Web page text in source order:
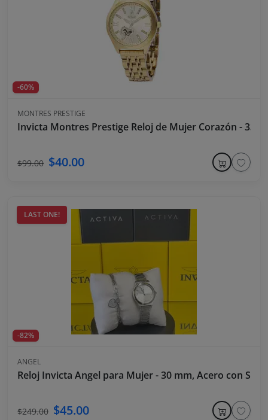
-60%
MONTRES PRESTIGE
Invicta Montres Prestige Reloj de Mujer Corazón -
$99.00 $40.00
LAST ONE!
-82%
ANGEL
Reloj Invicta Angel para Mujer - 30 mm, Acero con Set
$249.00 $45.00